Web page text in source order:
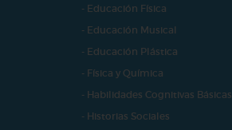
- Educación Física
- Educación Musical
- Educación Plástica
- Física y Química
- Habilidades Cognitivas Básicas
- Historias Sociales